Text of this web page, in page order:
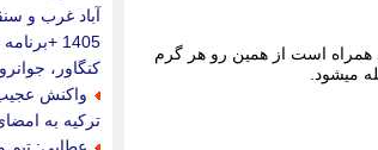
امروز چهارشنبه 14 مرداد 1405 با روندی صعودی همراه است از همین رو هر گرم
1405
کنگاور،
واکنش
ترکیه به